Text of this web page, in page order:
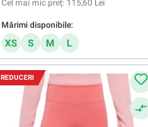
Cel mai mic preț: 115,60 Lei
Mărimi disponibile:
XS S M L
REDUCERI